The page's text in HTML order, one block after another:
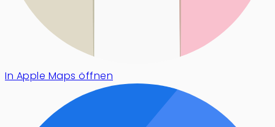
In Apple Maps öffnen